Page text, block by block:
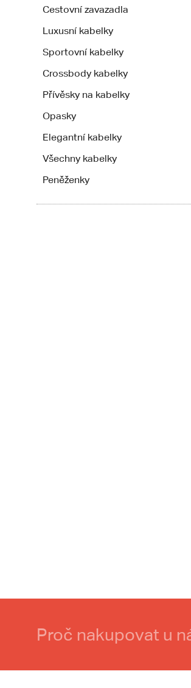
Cestovní zavazadla
Luxusní kabelky
Sportovní kabelky
Crossbody kabelky
Přívěsky na kabelky
Opasky
Elegantní kabelky
Všechny kabelky
Peněženky
Proč nakupovat u